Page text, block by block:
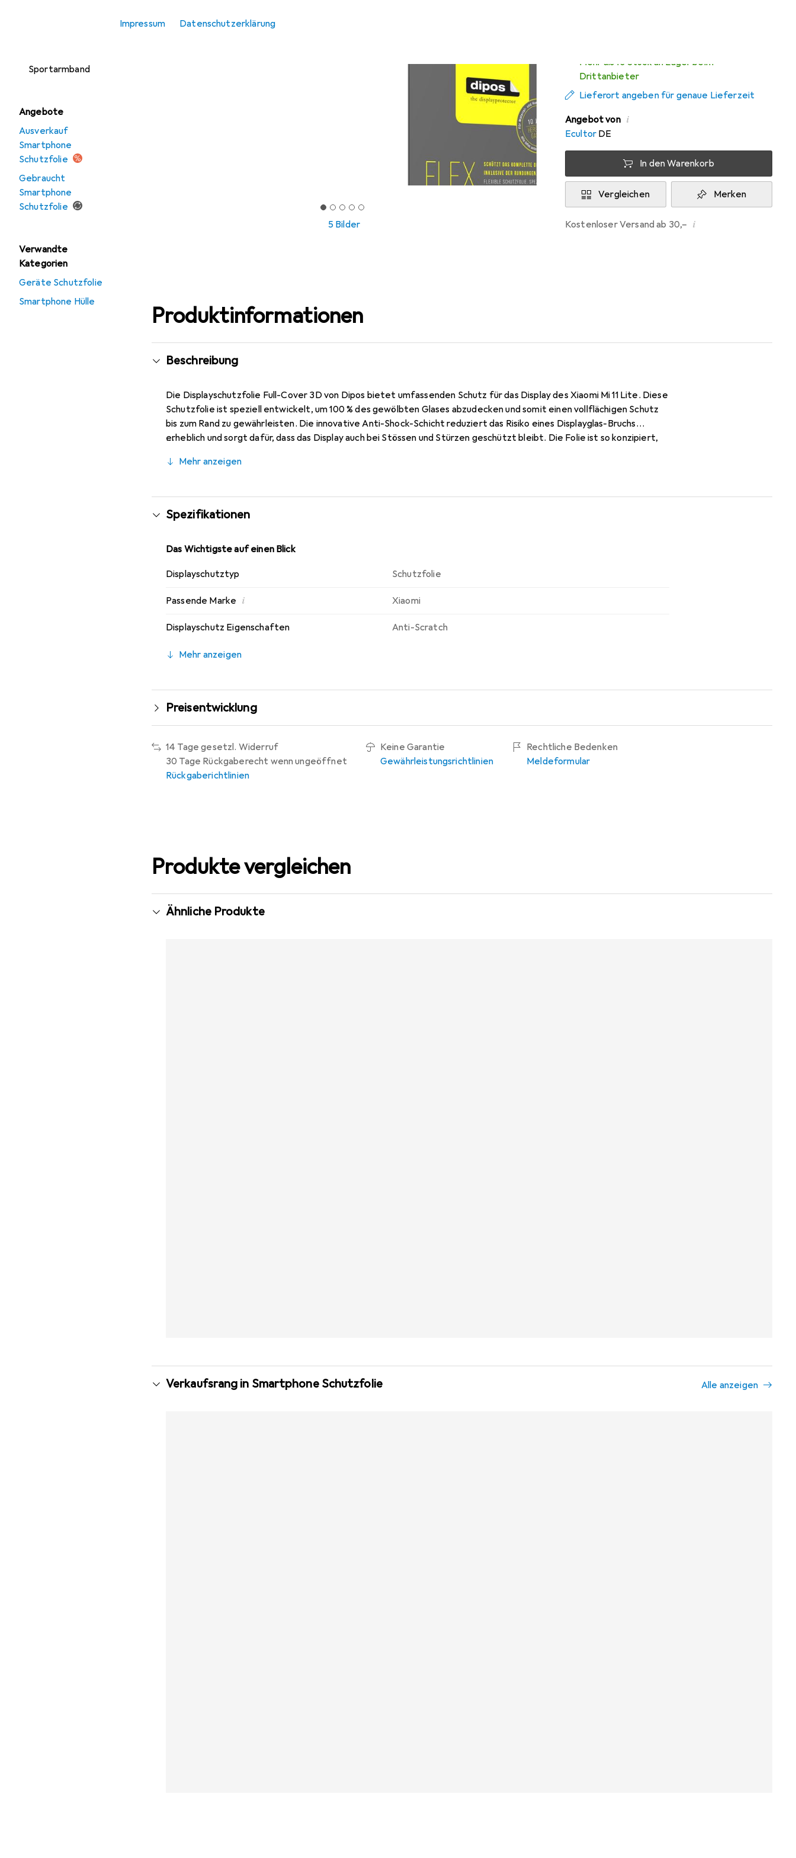
Impressum Datenschutzerklärung
Sportarmband
Angebote
Ausverkauf
Smartphone
Schutzfolie
Gebraucht
Smartphone
Schutzfolie
Verwandte
Kategorien
Geräte Schutzfolie
Smartphone Hülle
5 Bilder
Mehr als 10 Stück an Lager beim
Drittanbieter
Lieferort angeben für genaue Lieferzeit
Angebot von i
Ecultor DE
In den Warenkorb
Vergleichen Merken
Kostenloser Versand ab 30,– i
Produktinformationen
Beschreibung
Die Displayschutzfolie Full-Cover 3D von Dipos bietet umfassenden Schutz für das Display des Xiaomi Mi 11 Lite. Diese
Schutzfolie ist speziell entwickelt, um 100 % des gewölbten Glases abzudecken und somit einen vollflächigen Schutz
bis zum Rand zu gewährleisten. Die innovative Anti-Shock-Schicht reduziert das Risiko eines Displayglas-Bruchs
erheblich und sorgt dafür, dass das Display auch bei Stössen und Stürzen geschützt bleibt. Die Folie ist so konzipiert,
eine ungestörte Bedienung legen. Die Anbringung der Folie ist einfach und kann jederzeit rückstandsfrei entfernt
Hersteller-Garantie unterstrichen, die für Langlebigkeit und Zuverlässigkeit steht.
Mehr anzeigen
Spezifikationen
Das Wichtigste auf einen Blick
Displayschutztyp Schutzfolie
Passende Marke i Xiaomi
Displayschutz Eigenschaften Anti-Scratch
Mehr anzeigen
Preisentwicklung
14 Tage gesetzl. Widerruf
30 Tage Rückgaberecht wenn ungeöffnet
Rückgaberichtlinien
Keine Garantie
Gewährleistungsrichtlinien
Rechtliche Bedenken
Meldeformular
Produkte vergleichen
Ähnliche Produkte
Verkaufsrang in Smartphone Schutzfolie Alle anzeigen